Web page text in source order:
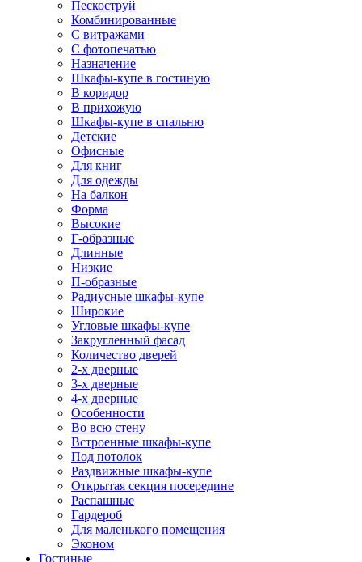
Пескоструй
Комбинированные
С витражами
С фотопечатью
Назначение
Шкафы-купе в гостиную
В коридор
В прихожую
Шкафы-купе в спальню
Детские
Офисные
Для книг
Для одежды
На балкон
Форма
Высокие
Г-образные
Длинные
Низкие
П-образные
Радиусные шкафы-купе
Широкие
Угловые шкафы-купе
Закругленный фасад
Количество дверей
2-х дверные
3-х дверные
4-х дверные
Особенности
Во всю стену
Встроенные шкафы-купе
Под потолок
Раздвижные шкафы-купе
Открытая секция посередине
Распашные
Гардероб
Для маленького помещения
Эконом
Гостиные